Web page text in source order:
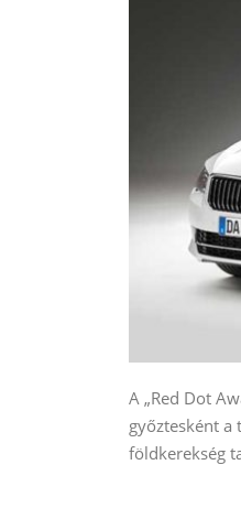
A „Red Dot
győztesként
földkerekség